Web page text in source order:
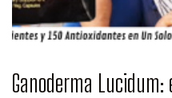
Ganoderma Lucidum: